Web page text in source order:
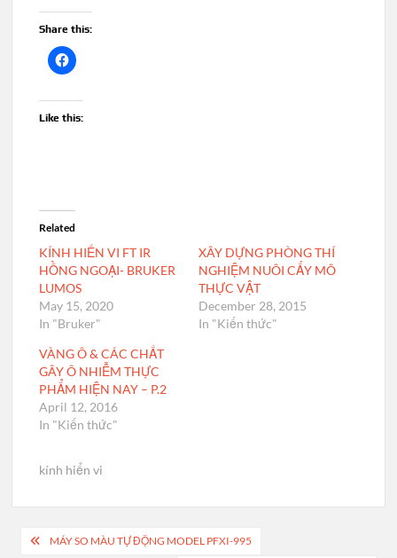
Share this:
Like this:
Related
KÍNH HIỂN VI FT IR
HỒNG NGOẠI- BRUKER
LUMOS
May 15, 2020
In "Bruker"
XÂY DỰNG PHÒNG THÍ
NGHIỆM NUÔI CẤY MÔ
THỰC VẬT
December 28, 2015
In "Kiến thức"
VÀNG Ô & CÁC CHẤT
GÂY Ô NHIỄM THỰC
PHẨM HIỆN NAY – P.2
April 12, 2016
In "Kiến thức"
kính hiển vi
PostMÁY SO MÀU TỰ ĐỘNG MODEL PFXI-995